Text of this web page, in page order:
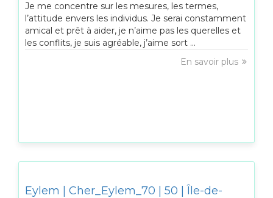
Je me concentre sur les mesures, les termes,
l’attitude envers les individus. Je serai constamment
amical et prêt à aider, je n’aime pas les querelles et
les conflits, je suis agréable, j’aime sort ...
En savoir plus
Eylem | Cher_Eylem_70 | 50 | Île-de-